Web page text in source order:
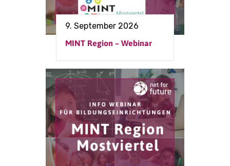
9. September 2026
MINT Region – Webinar